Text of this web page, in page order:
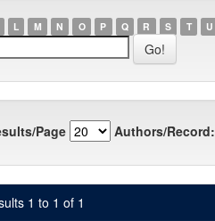
L M N O P Q R S T U
Page Authors/Record:
1 to 1 of 1